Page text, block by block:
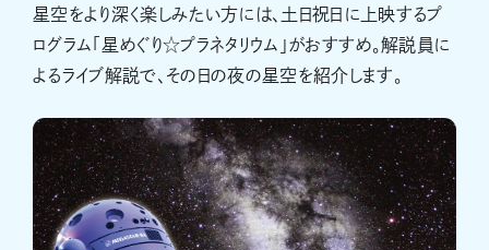
星空をより深く楽しみたい方には、土日祝日に上映するプ
ログラム「星めぐり☆プラネタリウム」がおすすめ。解説員に
よるライブ解説で、その日の夜の星空を紹介します。